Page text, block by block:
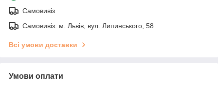
Самовивіз
Самовивіз: м. Львів, вул. Липинського, 58
Всі умови доставки
Умови оплати